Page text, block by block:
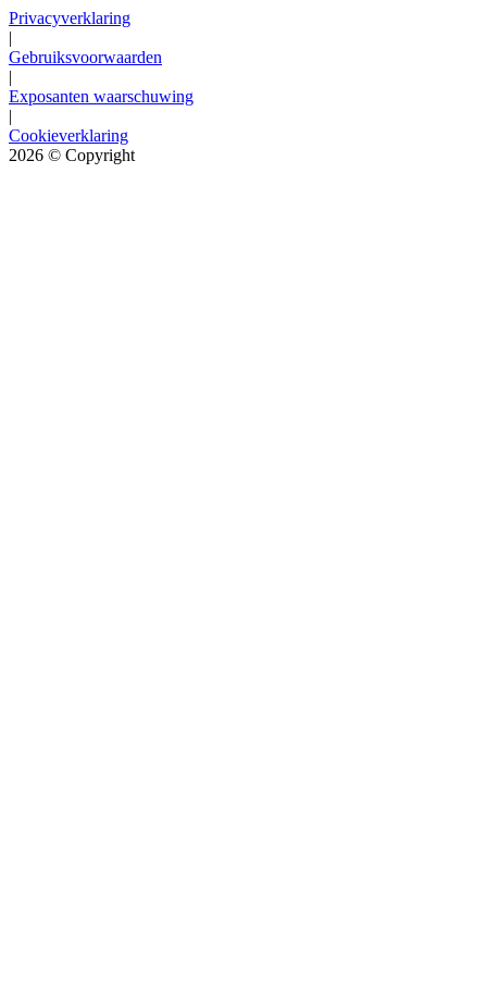
Privacyverklaring
|
Gebruiksvoorwaarden
|
Exposanten waarschuwing
|
Cookieverklaring
2026 © Copyright